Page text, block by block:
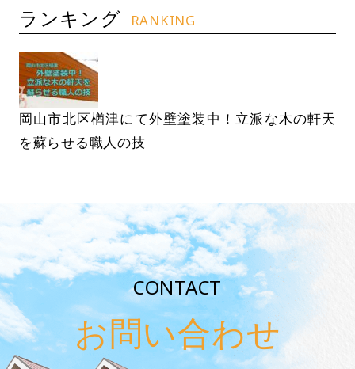
ランキング RANKING
岡山市北区楢津にて外壁塗装中！立派な木の軒天
を蘇らせる職人の技
CONTACT
お問い合わせ